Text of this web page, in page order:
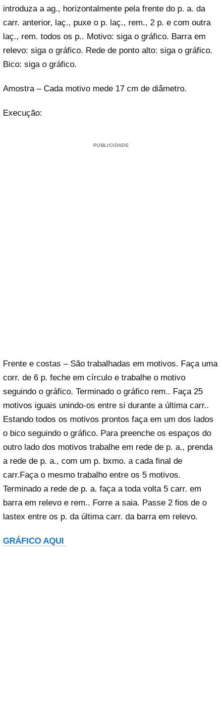
introduza a ag., horizontalmente pela frente do p. a. da
carr. anterior, laç., puxe o p. laç., rem., 2 p. e com outra
laç., rem. todos os p.. Motivo: siga o gráfico. Barra em
relevo: siga o gráfico. Rede de ponto alto: siga o gráfico.
Bico: siga o gráfico.
Amostra – Cada motivo mede 17 cm de diâmetro.
Execução:
PUBLICIDADE
Frente e costas – São trabalhadas em motivos. Faça uma
corr. de 6 p. feche em círculo e trabalhe o motivo
seguindo o gráfico. Terminado o gráfico rem.. Faça 25
motivos iguais unindo-os entre si durante a última carr..
Estando todos os motivos prontos faça em um dos lados
o bico seguindo o gráfico. Para preenche os espaços do
outro lado dos motivos trabalhe em rede de p. a., prenda
a rede de p. a., com um p. bxmo. a cada final de
carr.Faça o mesmo trabalho entre os 5 motivos.
Terminado a rede de p. a. faça a toda volta 5 carr. em
barra em relevo e rem.. Forre a saia. Passe 2 fios de o
lastex entre os p. da última carr. da barra em relevo.
GRÁFICO AQUI